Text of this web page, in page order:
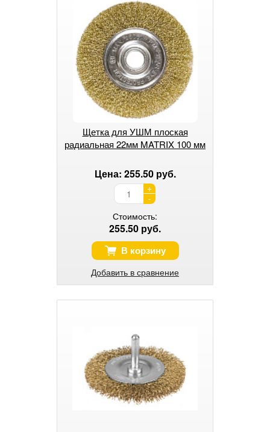
Щетка для УШМ плоская
радиальная 22мм MATRIX 100 мм
Цена: 255.50 руб.
+
-
Стоимость:
255.50 руб.
В корзину
Добавить в сравнение